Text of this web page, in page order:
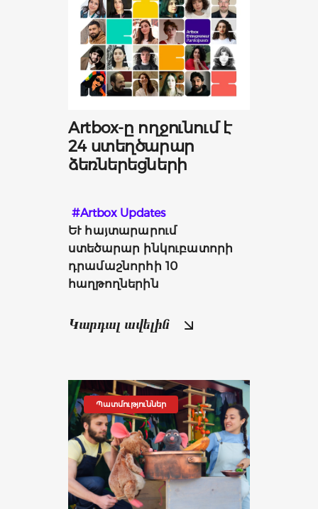
Artbox-ը ողջունում է
24 ստեղծարար
ձեռներեցների
#Artbox Updates
ԵՒ հայտարարում
ստեծարար ինկուբատորի
դրամաշնորհի 10
հաղթողներին
Կարդալ ավելին
Պատմություններ